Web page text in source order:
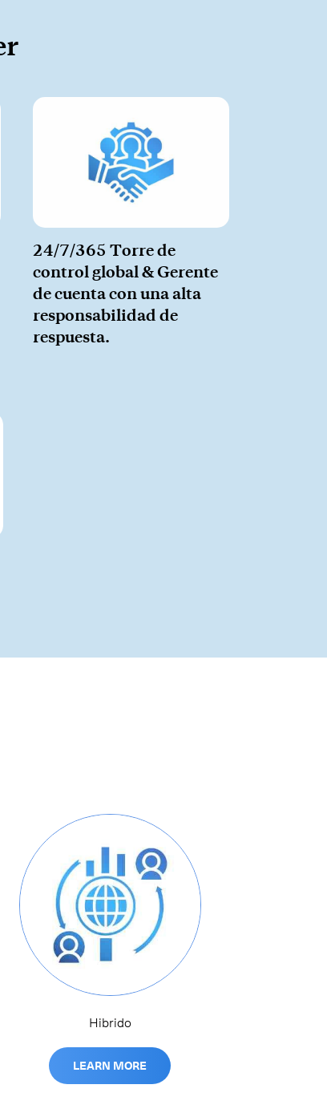
24/7/365 Torre de
control global & Gerente
de cuenta con una alta
responsabilidad de
respuesta.
Hibrido
LEARN MORE
Expand